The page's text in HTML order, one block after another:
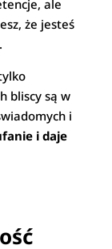
ale
że jesteś
bliscy są w
i
i daje